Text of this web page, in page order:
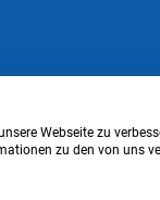
Webseite zu
zu den von uns